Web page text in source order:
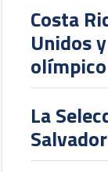
Costa
Unidos
olímpico
La